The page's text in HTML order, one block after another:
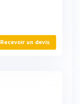
Recevoir un devis